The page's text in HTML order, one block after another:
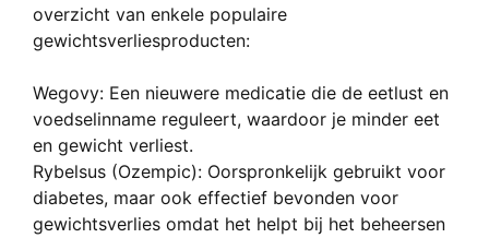
overzicht van enkele populaire
gewichtsverliesproducten:
Wegovy: Een nieuwere medicatie die de eetlust en
voedselinname reguleert, waardoor je minder eet
en gewicht verliest.
Rybelsus (Ozempic): Oorspronkelijk gebruikt voor
diabetes, maar ook effectief bevonden voor
gewichtsverlies omdat het helpt bij het beheersen